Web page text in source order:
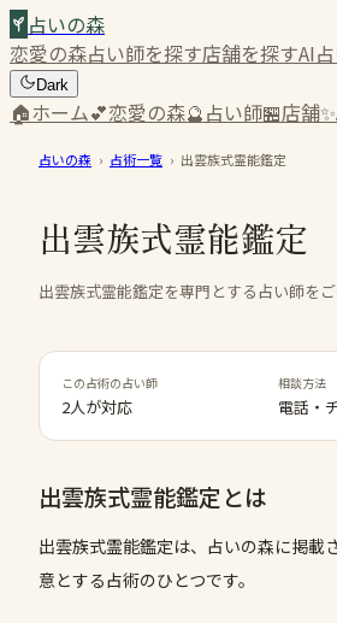
占いの森
恋愛の森占い師を探す店舗を探すAI
Dark
🏠ホーム💕恋愛の森🔮占い師🏪店舗✨
占いの森 › 占術一覧 › 出雲族式霊能鑑定
出雲族式霊能鑑定
出雲族式霊能鑑定を専門とする占い師をご
この占術の占い師
2人が対応
相談方法
電話・
出雲族式霊能鑑定 とは
出雲族式霊能鑑定は、占いの森に掲載
意とする占術のひとつです。